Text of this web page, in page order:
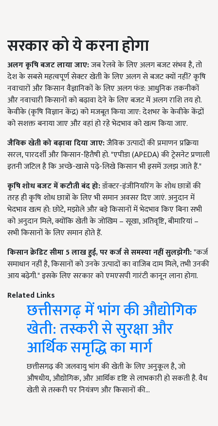
सरकार को ये करना होगा
अलग कृषि बजट लाया जाए:जब रेलवे के लिए अलग बजट संभव है, तो
देश के सबसे महत्वपूर्ण सेक्टर खेती के लिए अलग से बजट क्यों नहीं? कृषि
नवाचारों और किसान वैज्ञानिकों के लिए अलग फंड: आधुनिक तकनीकों
और नवाचारी किसानों को बढ़ावा देने के लिए बजट में अलग राशि तय हो.
केवीके (कृषि विज्ञान केंद्र) को मजबूत किया जाए: देशभर के केवीके केंद्रों
को सशक्त बनाया जाए और वहां हो रहे भेदभाव को खत्म किया जाए.
जैविक खेती को बढ़ावा दिया जाए:जैविक उत्पादों की प्रमाणन प्रक्रिया
सरल, पारदर्शी और किसान-हितैषी हो. "एपीडा (APEDA) की ट्रेसनेट प्रणाली
इतनी जटिल है कि अच्छे-खासे पढ़े-लिखे किसान भी इसमें उलझ जाते हैं."
कृषि शोध बजट में कटौती बंद हो:डॉक्टर-इंजीनियरिंग के शोध छात्रों की
तरह ही कृषि शोध छात्रों के लिए भी समान अवसर दिए जाएं. अनुदान में
भेदभाव खत्म हो: छोटे, मझोले और बड़े किसानों में भेदभाव किए बिना सभी
को अनुदान मिले, क्योंकि खेती के जोखिम – सूखा, अतिवृष्टि, बीमारियां –
सभी किसानों के लिए समान होते हैं.
किसान क्रेडिट सीमा 5लाख हुई,पर कर्ज से समस्या नहीं सुलझेगी:"कर्ज
समाधान नहीं है, किसानों को उनके उत्पादों का वाजिब दाम मिले, तभी उनकी
आय बढ़ेगी." इसके लिए सरकार को एमएसपी गारंटी कानून लाना होगा.
Related Links
छत्तीसगढ़ में भांग की औद्योगिक
खेती: तस्करी से सुरक्षा और
आर्थिक समृद्धि का मार्ग
छत्तीसगढ़ की जलवायु भांग की खेती के लिए अनुकूल है, जो
औषधीय, औद्योगिक, और आर्थिक दृष्टि से लाभकारी हो सकती है. वैध
खेती से तस्करी पर नियंत्रण और किसानों की…